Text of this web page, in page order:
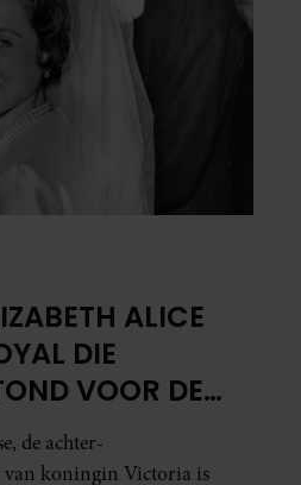
ALICE
DIE
VOOR DE
BABY
de achter-
van koningin Victoria is